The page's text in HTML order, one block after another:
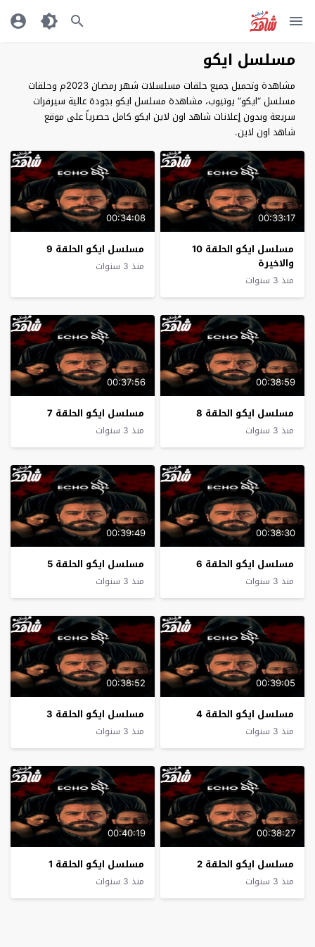
مسلسل ايكو
مشاهدة وتحميل جميع حلقات مسلسلات شهر رمضان 2023م وحلقات
مسلسل “ايكو” يوتيوب، مشاهدة مسلسل ايكو بجودة عالية سيرفرات
سريعة وبدون إعلانات شاهد اون لاين ايكو كامل حصرياً على موقع
شاهد اون لاين.
00:33:17
مسلسل ايكو الحلقة 10
والاخيرة
منذ 3 سنوات
00:34:08
مسلسل ايكو الحلقة 9
منذ 3 سنوات
00:38:59
مسلسل ايكو الحلقة 8
منذ 3 سنوات
00:37:56
مسلسل ايكو الحلقة 7
منذ 3 سنوات
00:38:30
مسلسل ايكو الحلقة 6
منذ 3 سنوات
00:39:49
مسلسل ايكو الحلقة 5
منذ 3 سنوات
00:39:05
مسلسل ايكو الحلقة 4
منذ 3 سنوات
00:38:52
مسلسل ايكو الحلقة 3
منذ 3 سنوات
00:38:27
مسلسل ايكو الحلقة 2
منذ 3 سنوات
00:40:19
مسلسل ايكو الحلقة 1
منذ 3 سنوات